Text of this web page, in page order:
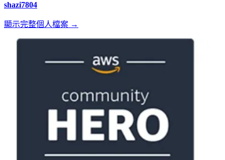
shazi7804
顯示完整個人檔案 →